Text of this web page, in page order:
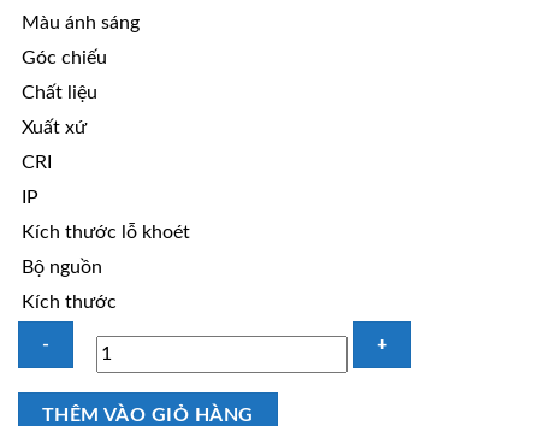
Màu ánh sáng
Góc chiếu
Chất liệu
Xuất xứ
CRI
IP
Kích thước lỗ khoét
Bộ nguồn
Kích thước
Đèn
THÊM VÀO GIỎ HÀNG